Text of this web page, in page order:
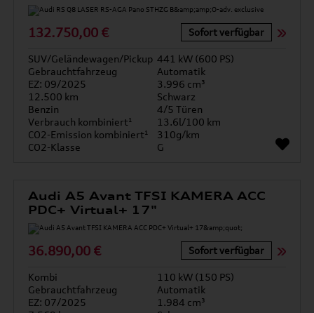
132.750,00 € Sofort verfügbar
SUV/Geländewagen/Pickup 441 kW (600 PS)
Gebrauchtfahrzeug
Automatik
EZ: 09/2025
3.996 cm³
12.500 km
Schwarz
Benzin
4/5 Türen
Verbrauch kombiniert¹
13.6l/100 km
CO2-Emission kombiniert¹
310g/km
CO2-Klasse
G
Audi A5 Avant TFSI KAMERA ACC
PDC+ Virtual+ 17"
36.890,00 € Sofort verfügbar
Kombi
110 kW (150 PS)
Gebrauchtfahrzeug
Automatik
EZ: 07/2025
1.984 cm³